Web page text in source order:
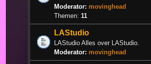
Moderator: movinghead
Themen: 11
LAStudio
LAStudio Alles over LAStudio.
Moderator: movinghead